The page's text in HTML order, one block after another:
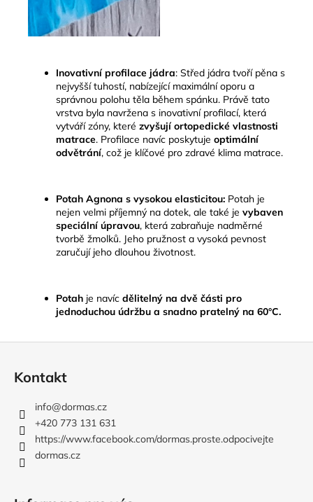
Inovativní profilace jádra: Střed jádra tvoří pěna s
nejvyšší tuhostí, nabízející maximální oporu a
správnou polohu těla během spánku. Právě tato
vrstva byla navržena s inovativní profilací, která
vytváří zóny, které zvyšují ortopedické vlastnosti
matrace. Profilace navíc poskytuje optimální
odvětrání, což je klíčové pro zdravé klima matrace.
Potah Agnona s vysokou elasticitou: Potah je
nejen velmi příjemný na dotek, ale také je vybaven
speciální úpravou, která zabraňuje nadměrné
tvorbě žmolků. Jeho pružnost a vysoká pevnost
zaručují jeho dlouhou životnost.
Potah je navíc dělitelný na dvě části pro
jednoduchou údržbu a snadno pratelný na 60°C.
Kontakt
info@dormas.cz
+420 773 131 631
https://www.facebook.com/dormas.proste.odpocivejte
dormas.cz